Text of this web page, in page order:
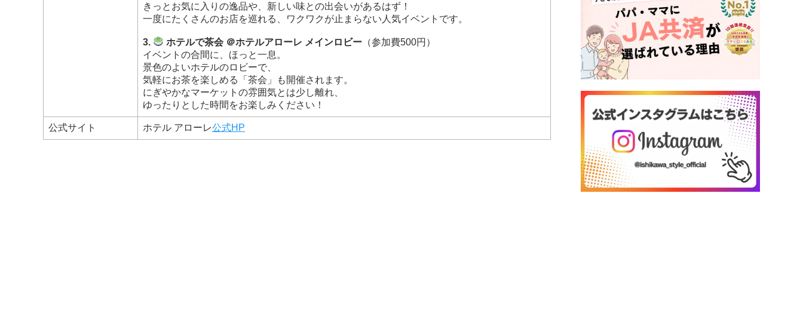
きっとお気に入りの逸品や、新しい味との出会いがあるはず！
一度にたくさんのお店を巡れる、ワクワクが止まらない人気イベントです。
3. ホテルで茶会 ＠ホテルアローレ メインロビー （参加費500円）
イベントの合間に、ほっと一息。
景色のよいホテルのロビーで、
気軽にお茶を楽しめる「茶会」も開催されます。
にぎやかなマーケットの雰囲気とは少し離れ、
ゆったりとした時間をお楽しみください！
公式サイト ホテル アローレ公式HP